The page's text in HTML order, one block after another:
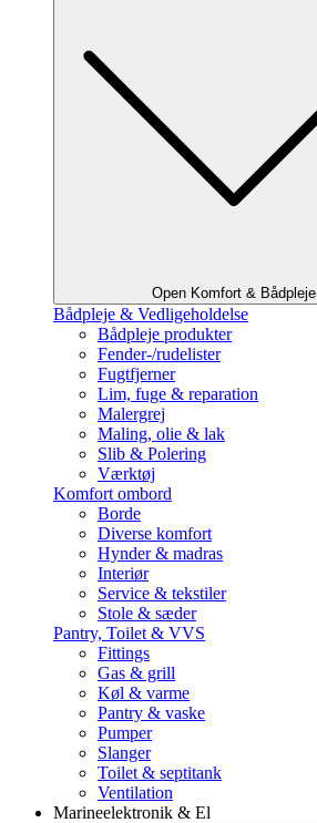
Open Komfort & Bådpleje
Bådpleje & Vedligeholdelse
Bådpleje produkter
Fender-/rudelister
Fugtfjerner
Lim, fuge & reparation
Malergrej
Maling, olie & lak
Slib & Polering
Værktøj
Komfort ombord
Borde
Diverse komfort
Hynder & madras
Interiør
Service & tekstiler
Stole & sæder
Pantry, Toilet & VVS
Fittings
Gas & grill
Køl & varme
Pantry & vaske
Pumper
Slanger
Toilet & septitank
Ventilation
Marineelektronik & El